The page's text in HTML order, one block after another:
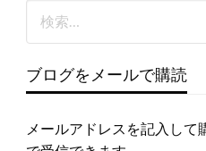
ブログをメールで購読
メールアドレスを記入し